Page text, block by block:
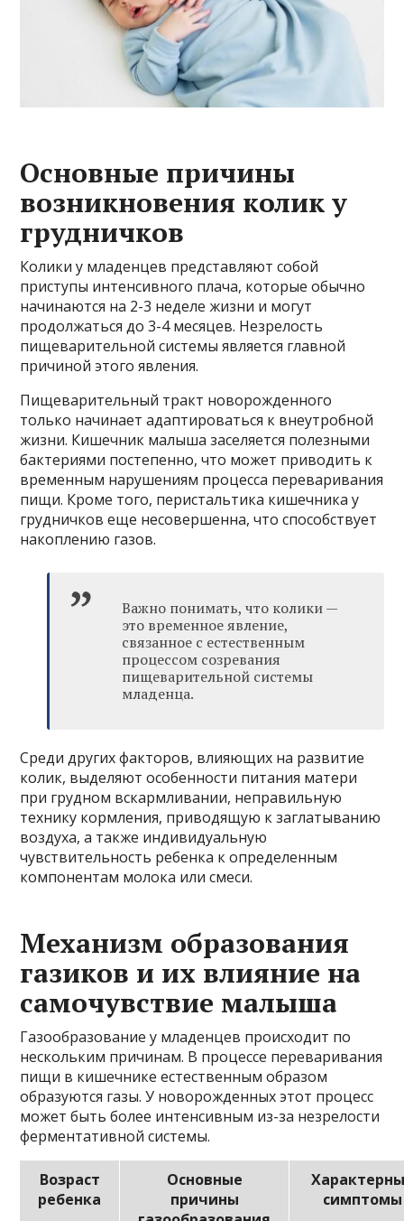
Основные причины
возникновения колик у
грудничков
Колики у младенцев представляют собой
приступы интенсивного плача, которые обычно
начинаются на 2-3 неделе жизни и могут
продолжаться до 3-4 месяцев. Незрелость
пищеварительной системы является главной
причиной этого явления.
Пищеварительный тракт новорожденного
только начинает адаптироваться к внеутробной
жизни. Кишечник малыша заселяется полезными
бактериями постепенно, что может приводить к
временным нарушениям процесса переваривания
пищи. Кроме того, перистальтика кишечника у
грудничков еще несовершенна, что способствует
накоплению газов.
Важно понимать, что колики —
это временное явление,
связанное с естественным
процессом созревания
пищеварительной системы
младенца.
Среди других факторов, влияющих на развитие
колик, выделяют особенности питания матери
при грудном вскармливании, неправильную
технику кормления, приводящую к заглатыванию
воздуха, а также индивидуальную
чувствительность ребенка к определенным
компонентам молока или смеси.
Механизм образования
газиков и их влияние на
самочувствие малыша
Газообразование у младенцев происходит по
нескольким причинам. В процессе переваривания
пищи в кишечнике естественным образом
образуются газы. У новорожденных этот процесс
может быть более интенсивным из-за незрелости
ферментативной системы.
Возраст
ребенка
Основные
причины
симптомы